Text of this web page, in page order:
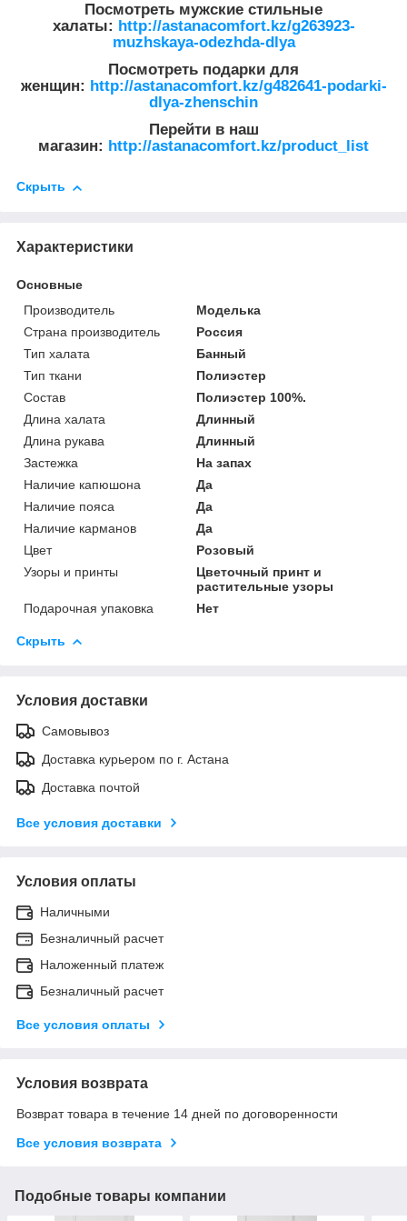
Посмотреть мужские стильные
халаты: http://astanacomfort.kz/g263923-
muzhskaya-odezhda-dlya
Посмотреть подарки для
женщин: http://astanacomfort.kz/g482641-podarki-
dlya-zhenschin
Перейти в наш
магазин: http://astanacomfort.kz/product_list
Скрыть
Характеристики
Основные
Производитель
Моделька
Страна производитель
Россия
Тип халата
Банный
Тип ткани
Полиэстер
Состав
Полиэстер 100%.
Длина халата
Длинный
Длина рукава
Длинный
Застежка
На запах
Наличие капюшона
Да
Наличие пояса
Да
Наличие карманов
Да
Цвет
Розовый
Узоры и принты
Цветочный принт и
растительные узоры
Подарочная упаковка
Нет
Скрыть
Условия доставки
Самовывоз
Доставка курьером по г. Астана
Доставка почтой
Все условия доставки
Условия оплаты
Наличными
Безналичный расчет
Наложенный платеж
Безналичный расчет
Все условия оплаты
Условия возврата
Возврат товара в течение 14 дней по договоренности
Все условия возврата
Подобные товары компании